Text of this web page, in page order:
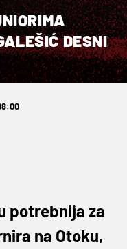
DESNI
potrebnija za
na Otoku,